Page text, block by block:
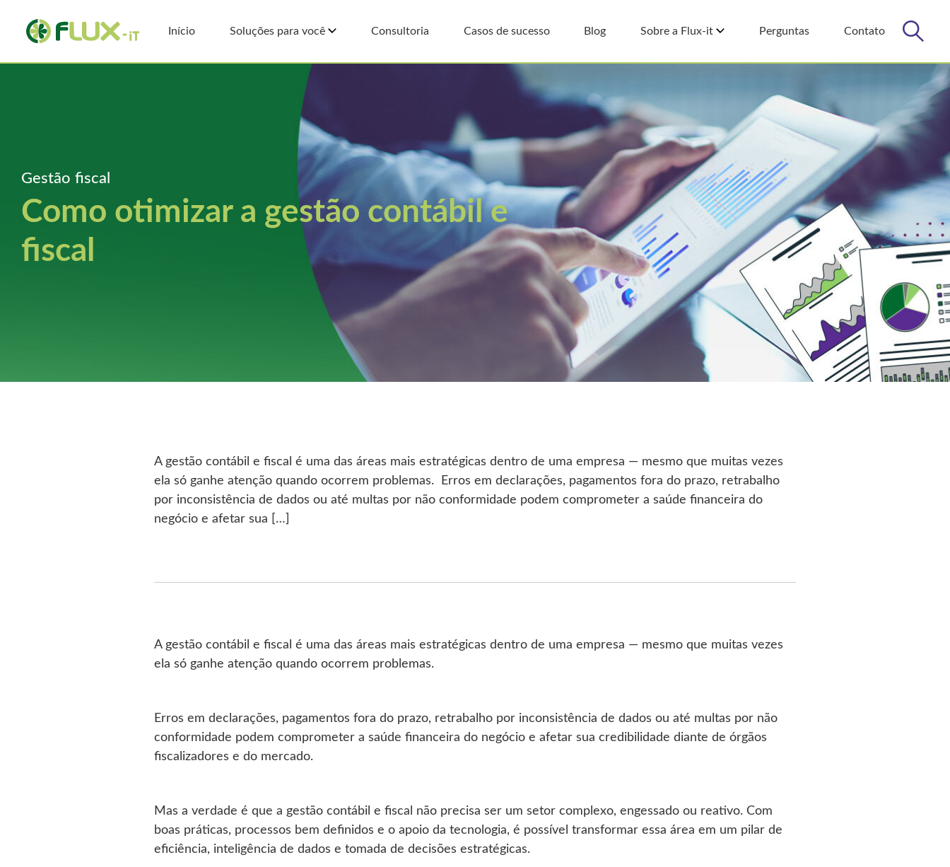
Início Soluções para você Consultoria Casos de sucesso Blog Sobre a Flux-it Perguntas Contato
Gestão fiscal
Como otimizar a gestão contábil e
fiscal
A gestão contábil e fiscal é uma das áreas mais estratégicas dentro de uma empresa — mesmo que muitas vezes
ela só ganhe atenção quando ocorrem problemas. Erros em declarações, pagamentos fora do prazo, retrabalho
por inconsistência de dados ou até multas por não conformidade podem comprometer a saúde financeira do
negócio e afetar sua […]
A gestão contábil e fiscal é uma das áreas mais estratégicas dentro de uma empresa — mesmo que muitas vezes
ela só ganhe atenção quando ocorrem problemas.
Erros em declarações, pagamentos fora do prazo, retrabalho por inconsistência de dados ou até multas por não
conformidade podem comprometer a saúde financeira do negócio e afetar sua credibilidade diante de órgãos
fiscalizadores e do mercado.
Mas a verdade é que a gestão contábil e fiscal não precisa ser um setor complexo, engessado ou reativo. Com
boas práticas, processos bem definidos e o apoio da tecnologia, é possível transformar essa área em um pilar de
eficiência, inteligência de dados e tomada de decisões estratégicas.